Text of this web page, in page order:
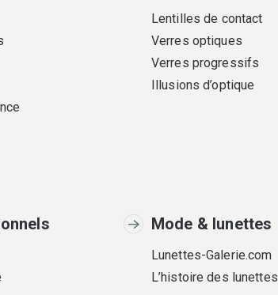
Lentilles de contact
Verres optiques
Verres progressifs
Illusions d’optique
Mode & lunettes
Lunettes-Galerie.com
L’histoire des lunettes